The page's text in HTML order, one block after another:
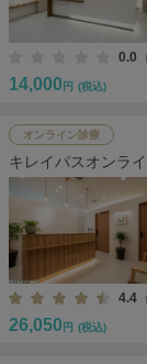
0.0
14,000 円 (税込)
オンライン診療
キレイパスオンラ
4.4
26,050 円 (税込)